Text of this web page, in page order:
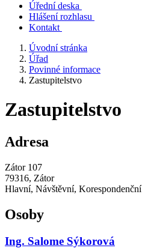
Úřední deska
Hlášení rozhlasu
Kontakt
Úvodní stránka
Úřad
Povinné informace
Zastupitelstvo
Zastupitelstvo
Adresa
Zátor 107
79316, Zátor
Hlavní, Návštěvní, Korespondenční
Osoby
Ing. Salome Sýkorová